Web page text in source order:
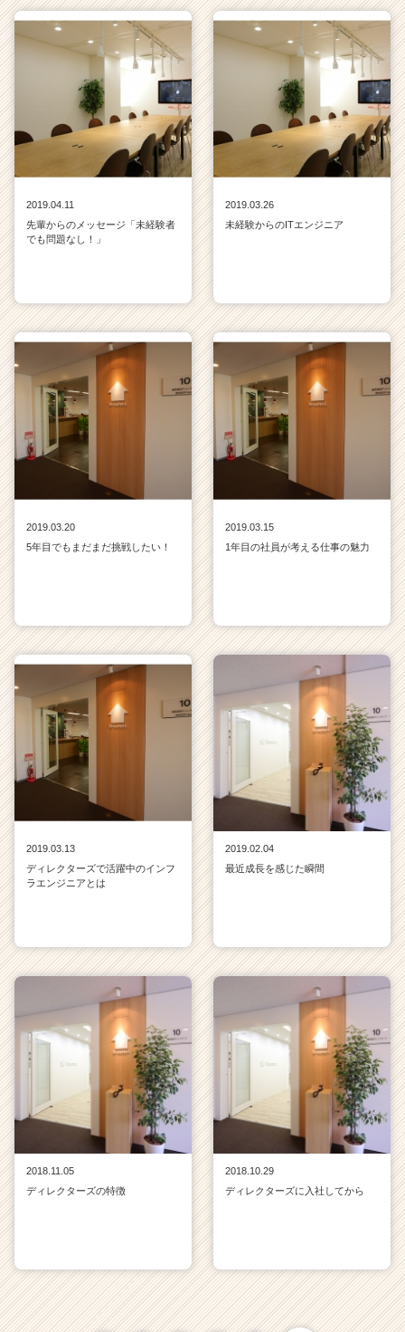
2019.04.11
先輩からのメッセージ「未経験者
でも問題なし！」
2019.03.26
未経験からのITエンジニア
2019.03.20
5年目でもまだまだ挑戦したい！
2019.03.15
1年目の社員が考える仕事の魅力
2019.03.13
ディレクターズで活躍中のインフ
ラエンジニアとは
2019.02.04
最近成長を感じた瞬間
2018.11.05
ディレクターズの特徴
2018.10.29
ディレクターズに入社してから